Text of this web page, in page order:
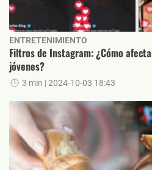
ENTRETENIMIENTO
Filtros de Instagram: ¿Cómo
jóvenes?
3 min | 2024-10-03 18:43